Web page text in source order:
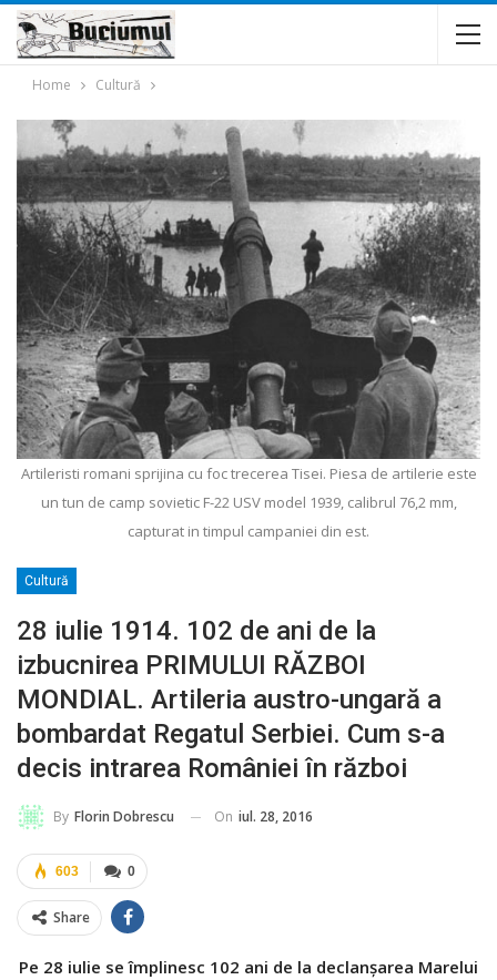
Home Cultură
Artileristi romani sprijina cu foc trecerea Tisei. Piesa de artilerie este
un tun de camp sovietic F-22 USV model 1939, calibrul 76,2 mm,
capturat in timpul campaniei din est.
Cultură
28 iulie 1914. 102 de ani de la
izbucnirea PRIMULUI RĂZBOI
MONDIAL. Artileria austro-ungară a
bombardat Regatul Serbiei. Cum s-a
decis intrarea României în război
By Florin Dobrescu On iul. 28, 2016
0
603
Share
Pe 28 iulie se împlinesc 102 ani de la declanșarea Marelui